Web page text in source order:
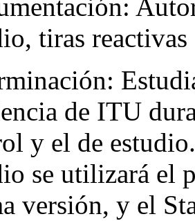
tiras
de ITU
y el de
se utilizará el
versión, y el